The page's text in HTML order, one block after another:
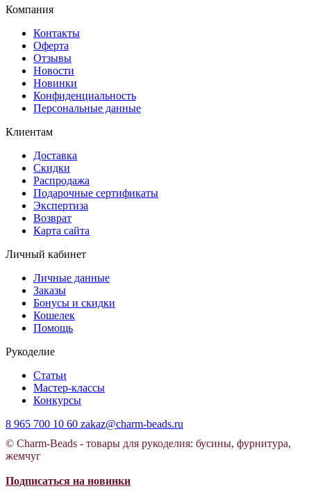
Компания
Контакты
Оферта
Отзывы
Новости
Новинки
Конфиденциальность
Персональные данные
Клиентам
Доставка
Скидки
Распродажа
Подарочные сертификаты
Экспертиза
Возврат
Карта сайта
Личный кабинет
Личные данные
Заказы
Бонусы и скидки
Кошелек
Помощь
Рукоделие
Статьи
Мастер-классы
Конкурсы
8 965 700 10 60 zakaz@charm-beads.ru
© Charm-Beads - товары для рукоделия: бусины, фурнитура,
жемчуг
Подписаться на новинки